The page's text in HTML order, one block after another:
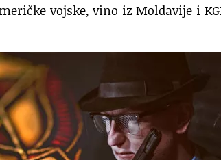
vojske, vino iz Moldavije i